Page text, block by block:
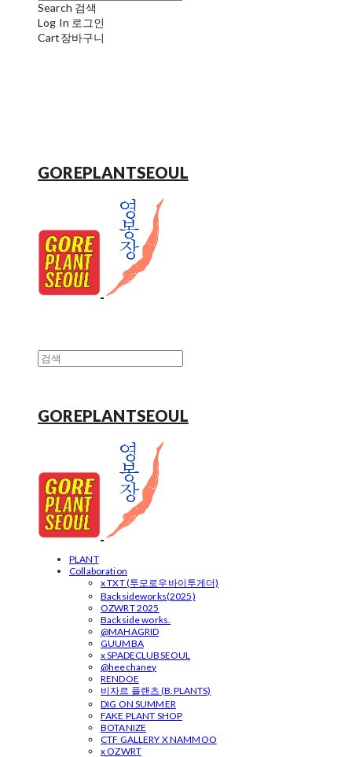
Search 검색
Log In 로그인
Cart장바구니
GOREPLANTSEOUL
GOREPLANTSEOUL
PLANT
Collaboration
x TXT (투모로우바이투게더)
Backsideworks(2025)
OZWRT 2025
Backside works.
@MAHAGRID
GUUMBA
x SPADECLUBSEOUL
@heechaney
RENDOE
비자르 플랜츠 (B.PLANTS)
DIG ON SUMMER
FAKE PLANT SHOP
BOTANIZE
CTF GALLERY X NAMMOO
x OZWRT